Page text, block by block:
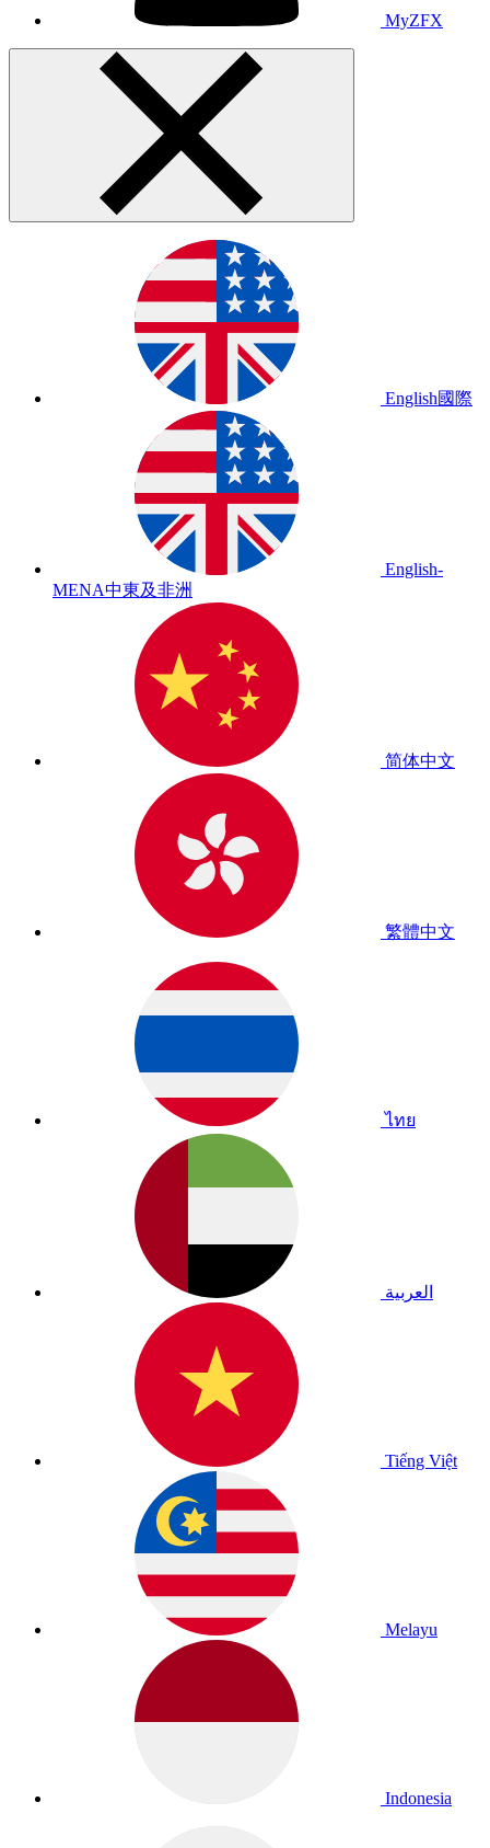
MyZFX
English國際
English-
MENA中東及非洲
简体中文
繁體中文
ไทย
العربية
Tiếng Việt
Melayu
Indonesia